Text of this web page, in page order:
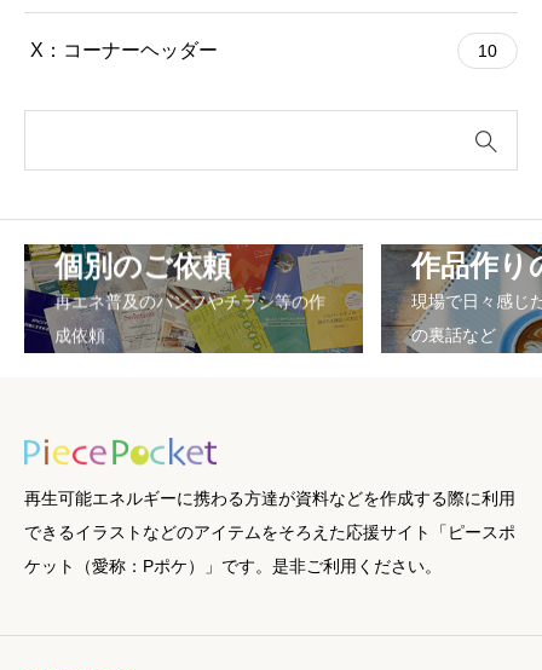
X：コーナーヘッダー 10
個別のご依頼
再エネ普及のパンフやチラシ等の作
成依頼
作品作り
現場で日々感じ
の裏話など
再生可能エネルギーに携わる方達が資料などを作成する際に利用
できるイラストなどのアイテムをそろえた応援サイト「ピースポ
ケット（愛称：Pポケ）」です。是非ご利用ください。